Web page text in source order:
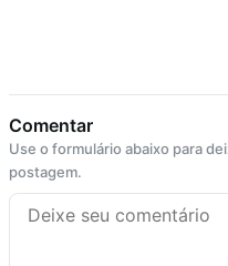
Comentar
Use o formulário abaixo para
postagem.